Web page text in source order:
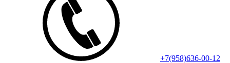
+7(958)636-00-12